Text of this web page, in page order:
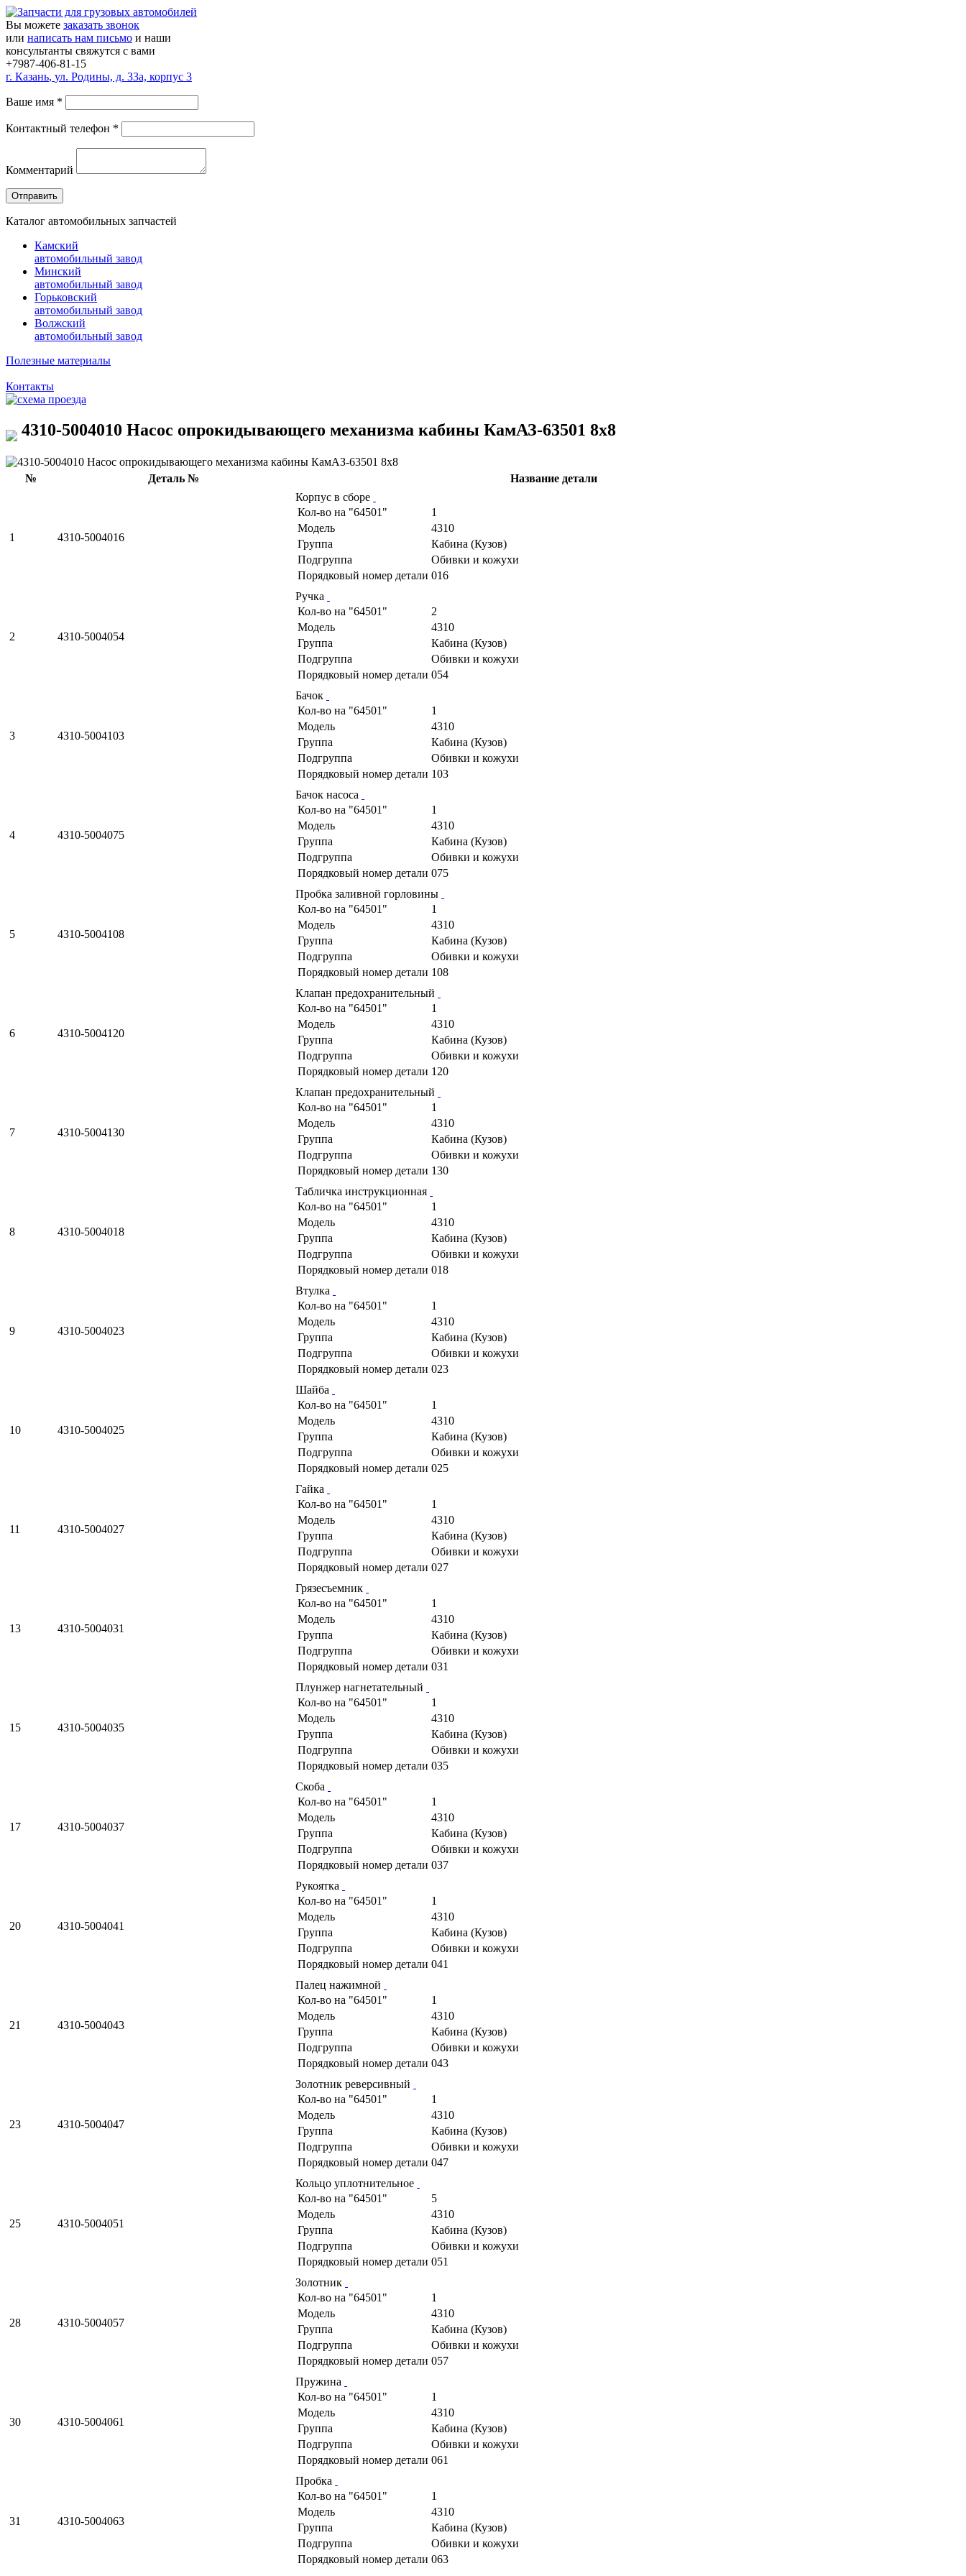
Вы можете заказать звонок
или написать нам письмо и наши
консультанты свяжутся с вами
+7987-406-81-15
г. Казань, ул. Родины, д. 33а, корпус 3
Ваше имя *
Контактный телефон *
Комментарий
Каталог автомобильных запчастей
Камский
автомобильный завод
Минский
автомобильный завод
Горьковский
автомобильный завод
Волжский
автомобильный завод
Полезные материалы
Контакты
4310-5004010 Насос опрокидывающего механизма кабины КамАЗ-63501 8х8
№ Деталь № Название детали
1 4310-5004016
Корпус в сборе
Кол-во на "64501"
1
Модель
4310
Группа
Кабина (Кузов)
Подгруппа
Обивки и кожухи
Порядковый номер детали 016
2 4310-5004054
Ручка
Кол-во на "64501"
2
Модель
4310
Группа
Кабина (Кузов)
Подгруппа
Обивки и кожухи
Порядковый номер детали 054
3 4310-5004103
Бачок
Кол-во на "64501"
1
Модель
4310
Группа
Кабина (Кузов)
Подгруппа
Обивки и кожухи
Порядковый номер детали 103
4 4310-5004075
Бачок насоса
Кол-во на "64501"
1
Модель
4310
Группа
Кабина (Кузов)
Подгруппа
Обивки и кожухи
Порядковый номер детали 075
5 4310-5004108
Пробка заливной горловины
Кол-во на "64501"
1
Модель
4310
Группа
Кабина (Кузов)
Подгруппа
Обивки и кожухи
Порядковый номер детали 108
6 4310-5004120
Клапан предохранительный
Кол-во на "64501"
1
Модель
4310
Группа
Кабина (Кузов)
Подгруппа
Обивки и кожухи
Порядковый номер детали 120
7 4310-5004130
Клапан предохранительный
Кол-во на "64501"
1
Модель
4310
Группа
Кабина (Кузов)
Подгруппа
Обивки и кожухи
Порядковый номер детали 130
8 4310-5004018
Табличка инструкционная
Кол-во на "64501"
1
Модель
4310
Группа
Кабина (Кузов)
Подгруппа
Обивки и кожухи
Порядковый номер детали 018
9 4310-5004023
Втулка
Кол-во на "64501"
1
Модель
4310
Группа
Кабина (Кузов)
Подгруппа
Обивки и кожухи
Порядковый номер детали 023
10 4310-5004025
Шайба
Кол-во на "64501"
1
Модель
4310
Группа
Кабина (Кузов)
Подгруппа
Обивки и кожухи
Порядковый номер детали 025
11 4310-5004027
Гайка
Кол-во на "64501"
1
Модель
4310
Группа
Кабина (Кузов)
Подгруппа
Обивки и кожухи
Порядковый номер детали 027
13 4310-5004031
Грязесъемник
Кол-во на "64501"
1
Модель
4310
Группа
Кабина (Кузов)
Подгруппа
Обивки и кожухи
Порядковый номер детали 031
15 4310-5004035
Плунжер нагнетательный
Кол-во на "64501"
1
Модель
4310
Группа
Кабина (Кузов)
Подгруппа
Обивки и кожухи
Порядковый номер детали 035
17 4310-5004037
Скоба
Кол-во на "64501"
1
Модель
4310
Группа
Кабина (Кузов)
Подгруппа
Обивки и кожухи
Порядковый номер детали 037
20 4310-5004041
Рукоятка
Кол-во на "64501"
1
Модель
4310
Группа
Кабина (Кузов)
Подгруппа
Обивки и кожухи
Порядковый номер детали 041
21 4310-5004043
Палец нажимной
Кол-во на "64501"
1
Модель
4310
Группа
Кабина (Кузов)
Подгруппа
Обивки и кожухи
Порядковый номер детали 043
23 4310-5004047
Золотник реверсивный
Кол-во на "64501"
1
Модель
4310
Группа
Кабина (Кузов)
Подгруппа
Обивки и кожухи
Порядковый номер детали 047
25 4310-5004051
Кольцо уплотнительное
Кол-во на "64501"
5
Модель
4310
Группа
Кабина (Кузов)
Подгруппа
Обивки и кожухи
Порядковый номер детали 051
28 4310-5004057
Золотник
Кол-во на "64501"
1
Модель
4310
Группа
Кабина (Кузов)
Подгруппа
Обивки и кожухи
Порядковый номер детали 057
30 4310-5004061
Пружина
Кол-во на "64501"
1
Модель
4310
Группа
Кабина (Кузов)
Подгруппа
Обивки и кожухи
Порядковый номер детали 061
31 4310-5004063
Пробка
Кол-во на "64501"
1
Модель
4310
Группа
Кабина (Кузов)
Подгруппа
Обивки и кожухи
Порядковый номер детали 063